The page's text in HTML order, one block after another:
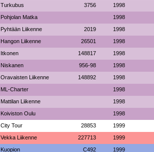
Turkubus 3756 1998
Pohjolan Matka 1998
Pyhtään Liikenne 2019 1998
Hangon Liikenne 26501 1998
Itkonen 148817 1998
Niskanen 956-98 1998
Oravaisten Liikenne 148892 1998
ML-Charter 1998
Mattilan Liikenne 1998
Koiviston Oulu 1998
City Tour 28853 1999
Vekka Liikenne 227713 1999
Kuopion C492 1999